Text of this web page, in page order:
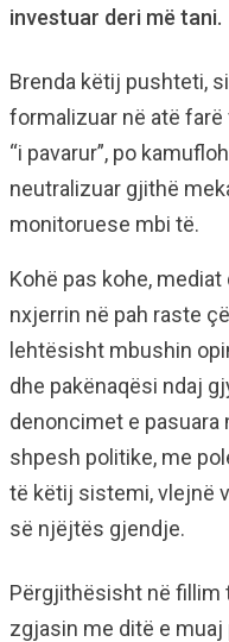
investuar deri më tani.
Brenda këtij pushteti,
formalizuar në atë
“i pavarur”, po
neutralizuar gjithë
monitoruese mbi të.
Kohë pas kohe,
nxjerrin në pah raste
lehtësisht mbushin
dhe pakënaqësi ndaj
denoncimet e pasuara
shpesh politike, me
të këtij sistemi, vlejnë
së njëjtës gjendje.
Përgjithësisht në fillim
zgjasin me ditë e